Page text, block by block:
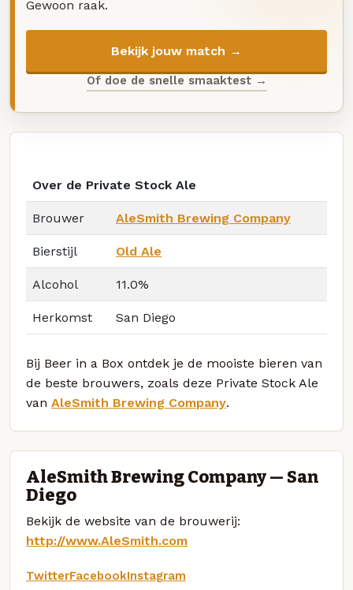
Gewoon raak.
Bekijk jouw match →
Of doe de snelle smaaktest →
Over de Private Stock Ale
Brouwer AleSmith Brewing Company
Bierstijl Old Ale
Alcohol 11.0%
Herkomst San Diego
Bij Beer in a Box ontdek je de mooiste bieren van
de beste brouwers, zoals deze Private Stock Ale
van AleSmith Brewing Company.
AleSmith Brewing Company — San
Diego
Bekijk de website van de brouwerij:
http://www.AleSmith.com
TwitterFacebookInstagram